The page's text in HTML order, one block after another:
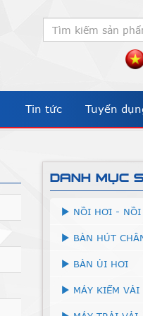
Tin tức Tuyển
DANH MỤC
NỒI HƠI -
BÀN HÚT
BÀN ỦI HƠI
MÁY KIỂM VẢI